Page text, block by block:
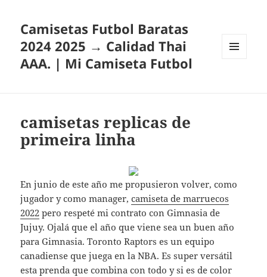
Camisetas Futbol Baratas
2024 2025 → Calidad Thai
AAA. | Mi Camiseta Futbol
camisetas replicas de
primeira linha
En junio de este año me propusieron volver, como
jugador y como manager,camiseta de marruecos
2022 pero respeté mi contrato con Gimnasia de
Jujuy. Ojalá que el año que viene sea un buen año
para Gimnasia. Toronto Raptors es un equipo
canadiense que juega en la NBA. Es super versátil
esta prenda que combina con todo y si es de color